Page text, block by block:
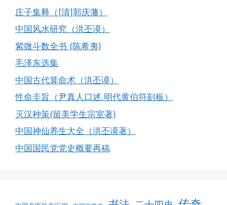
庄子集释（[清]郭庆藩）
中国风水研究（洪丕谟）
紫微斗数全书 (陈希夷)
毛泽东选集
中国古代算命术（洪丕谟）
性命圭旨（尹真人口述.明代黄伯符刻板）
灭汉种策(留美学生宗室著)
中国神仙养生大全（洪丕谟著）
中国国民党党史概要再稿